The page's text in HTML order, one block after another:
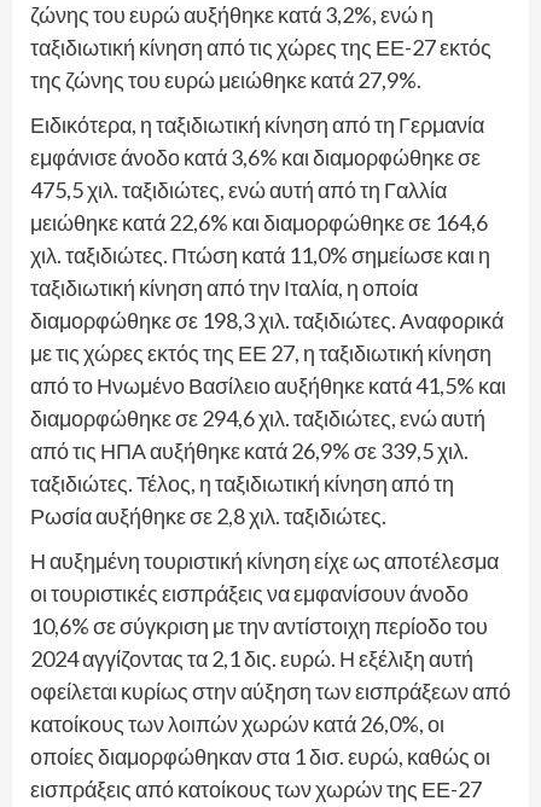
ζώνης του ευρώ αυξήθηκε κατά 3,2%, ενώ η
ταξιδιωτική κίνηση από τις χώρες της ΕΕ-27 εκτός
της ζώνης του ευρώ μειώθηκε κατά 27,9%.
Ειδικότερα, η ταξιδιωτική κίνηση από τη Γερμανία
εμφάνισε άνοδο κατά 3,6% και διαμορφώθηκε σε
475,5 χιλ. ταξιδιώτες, ενώ αυτή από τη Γαλλία
μειώθηκε κατά 22,6% και διαμορφώθηκε σε 164,6
χιλ. ταξιδιώτες. Πτώση κατά 11,0% σημείωσε και η
ταξιδιωτική κίνηση από την Ιταλία, η οποία
διαμορφώθηκε σε 198,3 χιλ. ταξιδιώτες. Αναφορικά
με τις χώρες εκτός της ΕΕ 27, η ταξιδιωτική κίνηση
από το Ηνωμένο Βασίλειο αυξήθηκε κατά 41,5% και
διαμορφώθηκε σε 294,6 χιλ. ταξιδιώτες, ενώ αυτή
από τις ΗΠΑ αυξήθηκε κατά 26,9% σε 339,5 χιλ.
ταξιδιώτες. Τέλος, η ταξιδιωτική κίνηση από τη
Ρωσία αυξήθηκε σε 2,8 χιλ. ταξιδιώτες.
Η αυξημένη τουριστική κίνηση είχε ως αποτέλεσμα
οι τουριστικές εισπράξεις να εμφανίσουν άνοδο
10,6% σε σύγκριση με την αντίστοιχη περίοδο του
2024 αγγίζοντας τα 2,1 δις. ευρώ. Η εξέλιξη αυτή
οφείλεται κυρίως στην αύξηση των εισπράξεων από
κατοίκους των λοιπών χωρών κατά 26,0%, οι
οποίες διαμορφώθηκαν στα 1 δισ. ευρώ, καθώς οι
εισπράξεις από κατοίκους των χωρών της ΕΕ-27